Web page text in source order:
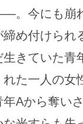
。今にも崩
め付けられ
きていた青
た一人の女
Aから奪い